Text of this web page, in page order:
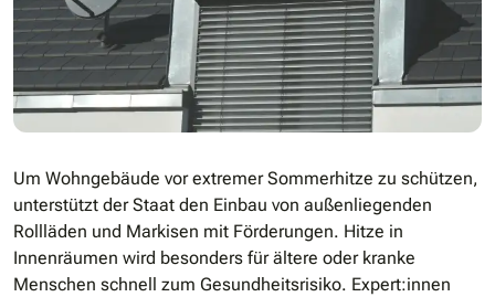
Um Wohngebäude vor extremer Sommerhitze zu schützen,
unterstützt der Staat den Einbau von außenliegenden
Rollläden und Markisen mit Förderungen. Hitze in
Innenräumen wird besonders für ältere oder kranke
Menschen schnell zum Gesundheitsrisiko. Expert:innen